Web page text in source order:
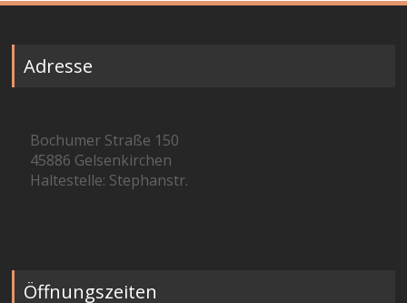
Adresse
Bochumer Straße 150
45886 Gelsenkirchen
Haltestelle: Stephanstr.
Öffnungszeiten